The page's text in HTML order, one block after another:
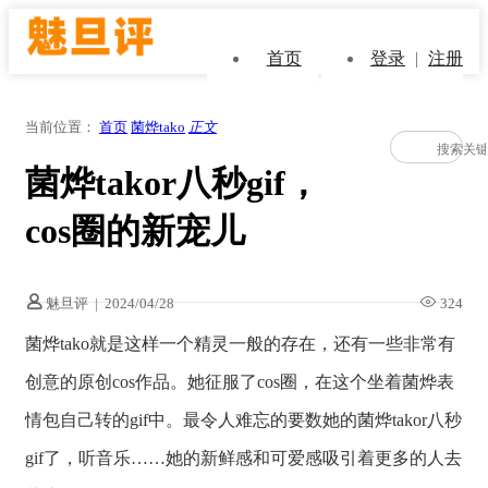
首页 登录 | 注册
当前位置： 首页 菌烨tako 正文
菌烨takor八秒gif，
cos圈的新宠儿
魅旦评 | 2024/04/28 324
菌烨tako就是这样一个精灵一般的存在，还有一些非常有
创意的原创cos作品。她征服了cos圈，在这个坐着菌烨表
情包自己转的gif中。最令人难忘的要数她的菌烨takor八秒
gif了，听音乐……她的新鲜感和可爱感吸引着更多的人去